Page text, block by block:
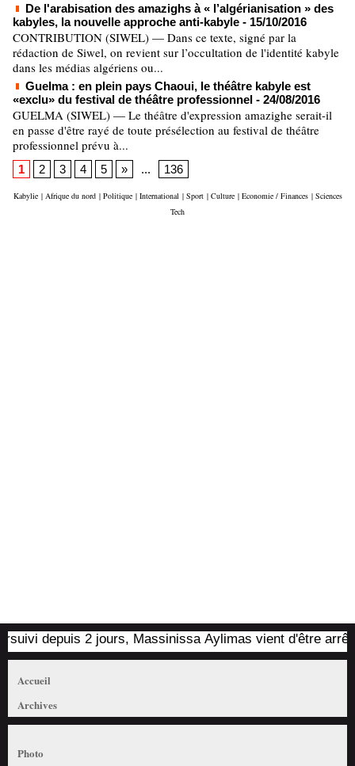
De l'arabisation des amazighs à « l’algérianisation » des
kabyles, la nouvelle approche anti-kabyle - 15/10/2016
CONTRIBUTION (SIWEL) — Dans ce texte, signé par la
rédaction de Siwel, on revient sur l’occultation de l'identité kabyle
dans les médias algériens ou...
Guelma : en plein pays Chaoui, le théâtre kabyle est
«exclu» du festival de théâtre professionnel - 24/08/2016
GUELMA (SIWEL) — Le théâtre d'expression amazighe serait-il
en passe d'être rayé de toute présélection au festival de théâtre
professionnel prévu à...
1 2 3 4 5 » ... 136
Kabylie | Afrique du nord | Politique | International | Sport | Culture | Economie / Finances | Sciences
Tech
depuis 2 jours, Massinissa Aylimas vient d'être arrêté
Accueil
Archives
Photo